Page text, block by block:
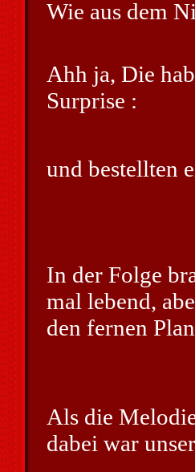
Wie aus dem
Ahh ja, Die
Surprise :
und bestellten
In der Folge
mal lebend,
den fernen
Als die
dabei war